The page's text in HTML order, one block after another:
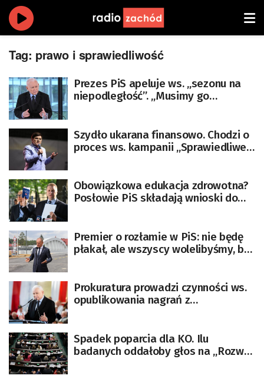
Tag: prawo i sprawiedliwość
Prezes PiS apeluje ws. „sezonu na
niepodległość”. „Musimy go
Szydło ukarana finansowo. Chodzi o
proces ws. kampanii „Sprawiedliwe
Obowiązkowa edukacja zdrowotna?
Posłowie PiS składają wnioski do
Premier o rozłamie w PiS: nie będę
płakał, ale wszyscy wolelibyśmy, by
Prokuratura prowadzi czynności ws.
opublikowania nagrań z
Spadek poparcia dla KO. Ilu
badanych oddałoby głos na „Rozwój